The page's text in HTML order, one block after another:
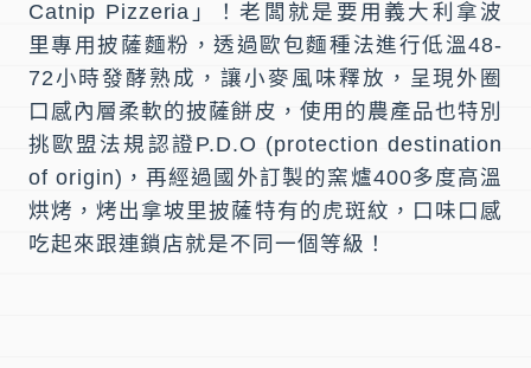
Catnip Pizzeria」！老闆就是要用義大利拿波
里專用披薩麵粉，透過歐包麵種法進行低溫48-
72小時發酵熟成，讓小麥風味釋放，呈現外圈
口感內層柔軟的披薩餅皮，使用的農產品也特別
挑歐盟法規認證P.D.O (protection destination
of origin)，再經過國外訂製的窯爐400多度高溫
烘烤，烤出拿坡里披薩特有的虎斑紋，口味口感
吃起來跟連鎖店就是不同一個等級！